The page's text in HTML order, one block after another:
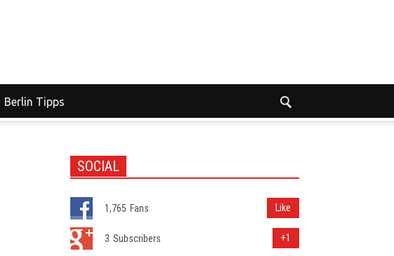
Berlin Tipps
SOCIAL
1,765 Fans Like
3 Subscribers +1